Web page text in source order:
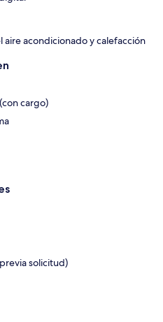
aire acondicionado y calefacción
cargo)
solicitud)